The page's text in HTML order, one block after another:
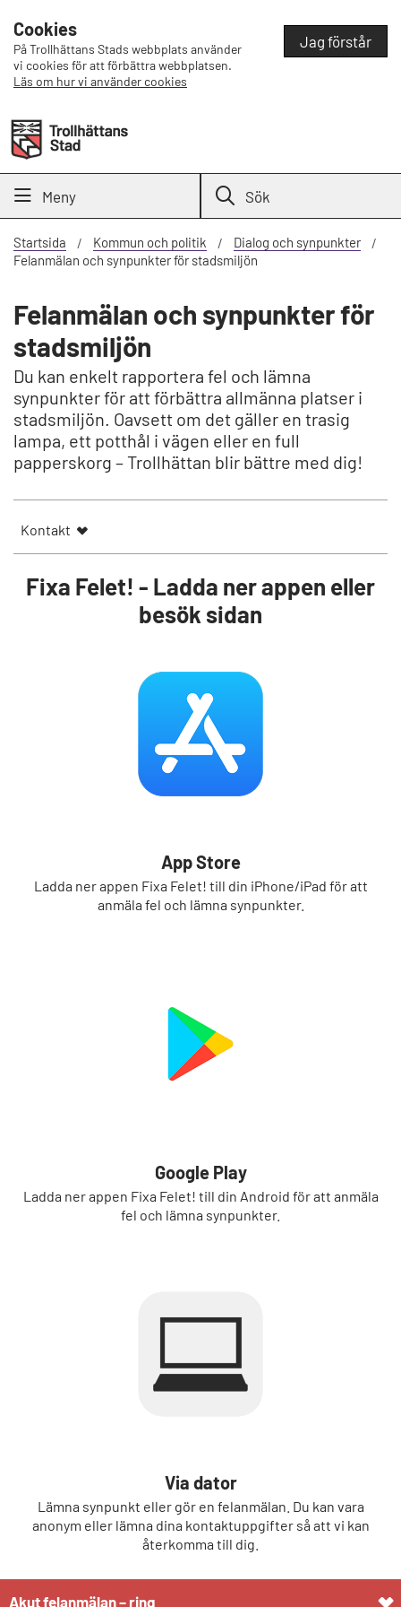
Cookies
På Trollhättans Stads webbplats använder
vi cookies för att förbättra webbplatsen.
Läs om hur vi använder cookies
Jag förstår
Meny Sök
Startsida Kommun och politik
Dialog och synpunkter
Felanmälan och synpunkter för stadsmiljön
Felanmälan och synpunkter för
stadsmiljön
Du kan enkelt rapportera fel och lämna
synpunkter för att förbättra allmänna platser i
stadsmiljön. Oavsett om det gäller en trasig
lampa, ett potthål i vägen eller en full
papperskorg – Trollhättan blir bättre med dig!
Kontakt
Fixa Felet! - Ladda ner appen eller
besök sidan
App Store
Ladda ner appen Fixa Felet! till din iPhone/iPad för att
anmäla fel och lämna synpunkter.
Google Play
Ladda ner appen Fixa Felet! till din Android för att anmäla
fel och lämna synpunkter.
Via dator
Lämna synpunkt eller gör en felanmälan. Du kan vara
anonym eller lämna dina kontaktuppgifter så att vi kan
återkomma till dig.
Akut felanmälan – ring